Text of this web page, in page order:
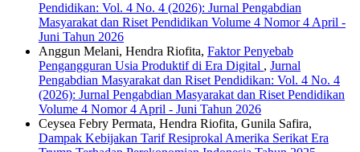
Pendidikan: Vol. 4 No. 4 (2026): Jurnal Pengabdian
Masyarakat dan Riset Pendidikan Volume 4 Nomor 4 April -
Juni Tahun 2026
Anggun Melani, Hendra Riofita, Faktor Penyebab
Pengangguran Usia Produktif di Era Digital , Jurnal
Pengabdian Masyarakat dan Riset Pendidikan: Vol. 4 No. 4
(2026): Jurnal Pengabdian Masyarakat dan Riset Pendidikan
Volume 4 Nomor 4 April - Juni Tahun 2026
Ceysea Febry Permata, Hendra Riofita, Gunila Safira,
Dampak Kebijakan Tarif Resiprokal Amerika Serikat Era